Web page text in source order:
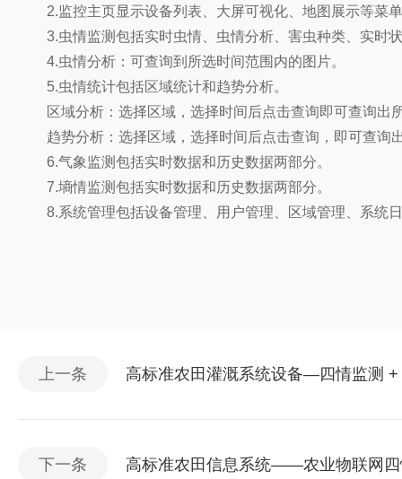
2.监控主页显示设备列表、大屏可视化、地图展示等菜
3.虫情监测包括实时虫情、虫情分析、害虫种类、实时
4.虫情分析：可查询到所选时间范围内的图片。
5.虫情统计包括区域统计和趋势分析。
区域分析：选择区域，选择时间后点击查询即可查询出
趋势分析：选择区域，选择时间后点击查询，即可查询
6.气象监测包括实时数据和历史数据两部分。
7.墒情监测包括实时数据和历史数据两部分。
8.系统管理包括设备管理、用户管理、区域管理、系统
上一条 高标准农田灌溉系统设备—四情监测
下一条 高标准农田信息系统——农业物联网四